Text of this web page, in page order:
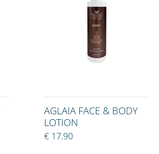
AGLAIA FACE & BODY
LOTION
€ 17.90